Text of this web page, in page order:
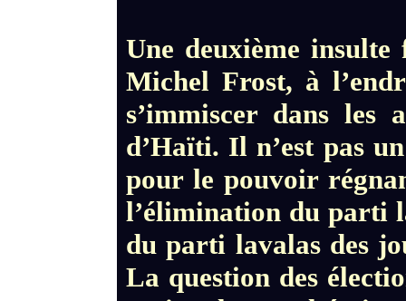
Une deuxième insulte
Michel Frost, à
s’immiscer dans les
d’Haïti. Il n’est pas
pour le pouvoir
l’élimination du parti
du parti lavalas des
La question des